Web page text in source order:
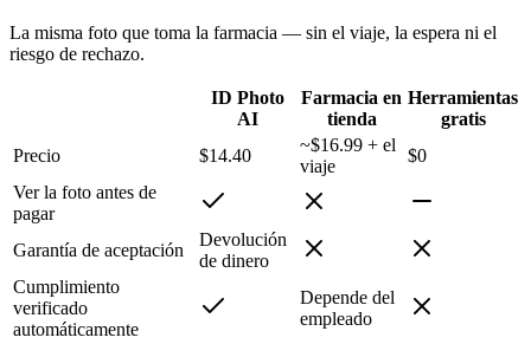
La misma foto que toma la farmacia — sin el viaje, la espera ni el
riesgo de rechazo.
ID Photo
AI
Farmacia en
tienda
Herramientas
gratis
Precio
$14.40
~$16.99 + el
viaje
$0
Ver la foto antes de
pagar
Garantía de aceptación
Devolución
de dinero
Cumplimiento
verificado
automáticamente
Depende del
empleado